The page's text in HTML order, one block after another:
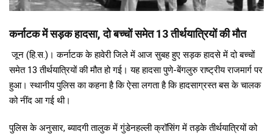
कर्नाटक में सड़क हादसा, दो बच्चों समेत 13 तीर्थयात्रियों की मौत
जून (हि.स.)। कर्नाटक के हावेरी जिले में आज सुबह हुए सड़क हादसे में दो बच्चों
समेत 13 तीर्थयात्रियों की मौत हो गई। यह हादसा पुणे-बेंगलुरु राष्ट्रीय राजमार्ग पर
हुआ। स्थानीय पुलिस का कहना है कि ऐसा लगता है कि हादसाग्रस्त बस के चालक
को नींद आ गई थी।
पुलिस के अनुसार, ब्यादगी तालुक में गुंडेनहल्ली क्रॉसिंग में तड़के तीर्थयात्रियों को